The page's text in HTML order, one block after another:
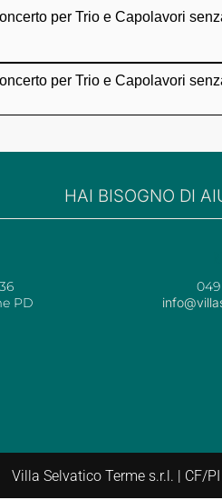
per Trio e Capolavori
per Trio e Capolavori
HAI BISOGNO DI
PD
Villa Selvatico Terme s.r.l. | CF/PI